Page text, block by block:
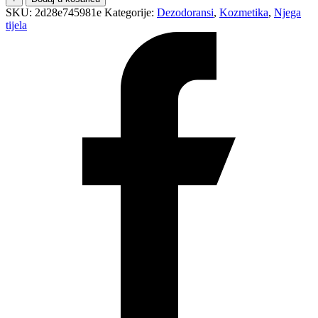
SKU: 2d28e745981e Kategorije: Dezodoransi, Kozmetika, Njega
tijela